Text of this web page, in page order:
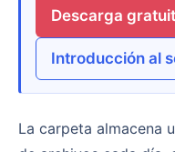
Descarga
Introducción al
La carpeta almacena una gran cantidad de contenido